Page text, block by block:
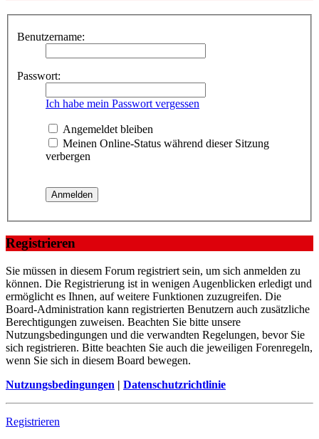
Benutzername:
Passwort:
Ich habe mein Passwort vergessen
Angemeldet bleiben
Meinen Online-Status während dieser Sitzung
verbergen
Registrieren
Sie müssen in diesem Forum registriert sein, um sich anmelden zu
können. Die Registrierung ist in wenigen Augenblicken erledigt und
ermöglicht es Ihnen, auf weitere Funktionen zuzugreifen. Die
Board-Administration kann registrierten Benutzern auch zusätzliche
Berechtigungen zuweisen. Beachten Sie bitte unsere
Nutzungsbedingungen und die verwandten Regelungen, bevor Sie
sich registrieren. Bitte beachten Sie auch die jeweiligen Forenregeln,
wenn Sie sich in diesem Board bewegen.
Nutzungsbedingungen | Datenschutzrichtlinie
Registrieren